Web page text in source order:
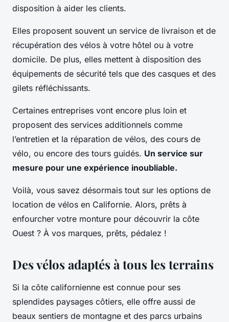
disposition à aider les clients.
Elles proposent souvent un service de livraison et de
récupération des vélos à votre hôtel ou à votre
domicile. De plus, elles mettent à disposition des
équipements de sécurité tels que des casques et des
gilets réfléchissants.
Certaines entreprises vont encore plus loin et
proposent des services additionnels comme
l’entretien et la réparation de vélos, des cours de
vélo, ou encore des tours guidés. Un service sur
mesure pour une expérience inoubliable.
Voilà, vous savez désormais tout sur les options de
location de vélos en Californie. Alors, prêts à
enfourcher votre monture pour découvrir la côte
Ouest ? À vos marques, prêts, pédalez !
Des vélos adaptés à tous les terrains
Si la côte californienne est connue pour ses
splendides paysages côtiers, elle offre aussi de
beaux sentiers de montagne et des parcs urbains